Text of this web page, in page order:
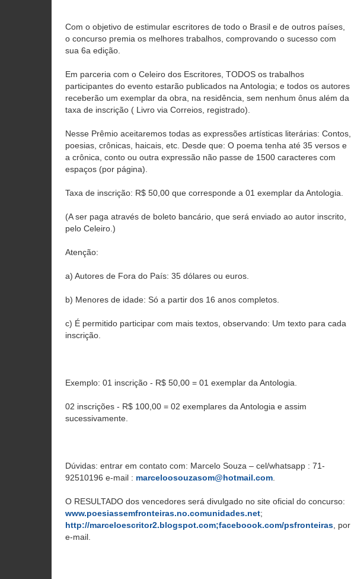
Com o objetivo de estimular escritores de todo o Brasil e de outros países,
o concurso premia os melhores trabalhos, comprovando o sucesso com
sua 6a edição.
Em parceria com o Celeiro dos Escritores, TODOS os trabalhos
participantes do evento estarão publicados na Antologia; e todos os autores
receberão um exemplar da obra, na residência, sem nenhum ônus além da
taxa de inscrição ( Livro via Correios, registrado).
Nesse Prêmio aceitaremos todas as expressões artísticas literárias: Contos,
poesias, crônicas, haicais, etc. Desde que: O poema tenha até 35 versos e
a crônica, conto ou outra expressão não passe de 1500 caracteres com
espaços (por página).
Taxa de inscrição: R$ 50,00 que corresponde a 01 exemplar da Antologia.
(A ser paga através de boleto bancário, que será enviado ao autor inscrito,
pelo Celeiro.)
Atenção:
a) Autores de Fora do País: 35 dólares ou euros.
b) Menores de idade: Só a partir dos 16 anos completos.
c) É permitido participar com mais textos, observando: Um texto para cada
inscrição.
Exemplo: 01 inscrição - R$ 50,00 = 01 exemplar da Antologia.
02 inscrições - R$ 100,00 = 02 exemplares da Antologia e assim
sucessivamente.
Dúvidas: entrar em contato com: Marcelo Souza – cel/whatsapp : 71-
92510196 e-mail : marceloosouzasom@hotmail.com
O RESULTADO dos vencedores será divulgado no site oficial do concurso:
www.poesiassemfronteiras.no.comunidades.net;
http://marceloescritor2.blogspot.com;faceboook.com/psfronteiras , por
e-mail.